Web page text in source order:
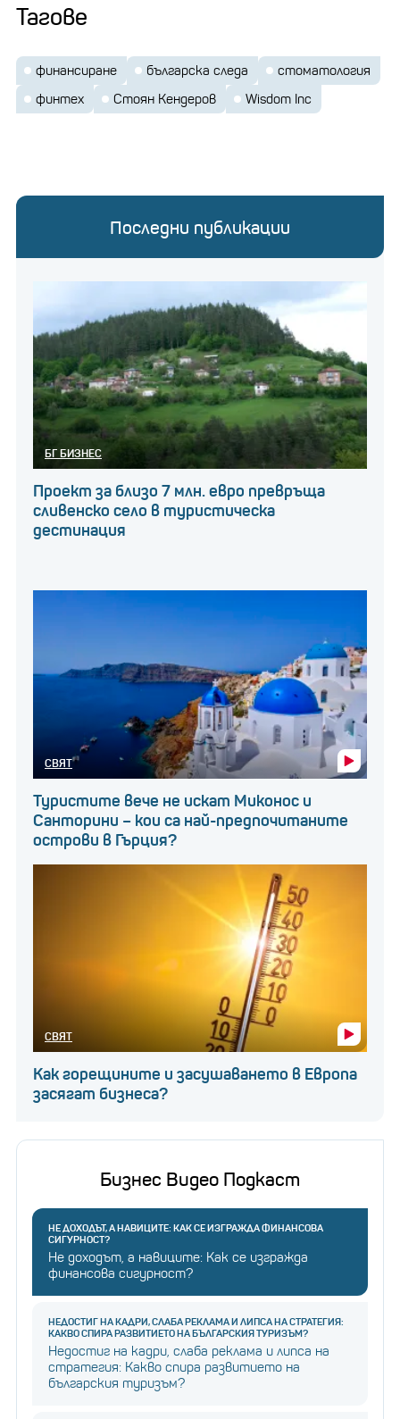
Тагове
финансиране българска следа
стоматология
финтех
Стоян Кендеров Wisdom Inc
Последни публикации
БГ БИЗНЕС
Проект за близо 7 млн. евро превръща
сливенско село в туристическа
дестинация
СВЯТ
Туристите вече не искат Миконос и
Санторини – кои са най-предпочитаните
острови в Гърция?
СВЯТ
Как горещините и засушаването в Европа
засягат бизнеса?
Бизнес Видео Подкаст
НЕ ДОХОДЪТ, А НАВИЦИТЕ: КАК СЕ ИЗГРАЖДА ФИНАНСОВА
СИГУРНОСТ?
Не доходът, а навиците: Как се изгражда
финансова сигурност?
НЕДОСТИГ НА КАДРИ, СЛАБА РЕКЛАМА И ЛИПСА НА СТРАТЕГИЯ:
КАКВО СПИРА РАЗВИТИЕТО НА БЪЛГАРСКИЯ ТУРИЗЪМ?
Недостиг на кадри, слаба реклама и липса на
стратегия: Какво спира развитието на
българския туризъм?